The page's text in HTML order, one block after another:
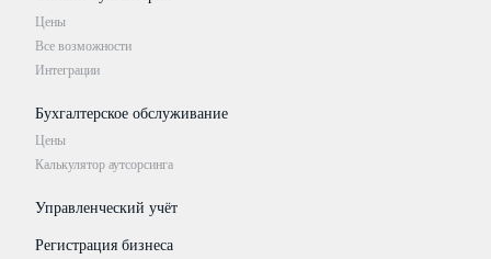
Цены
Все возможности
Интеграции
Бухгалтерское обслуживание
Цены
Калькулятор аутсорсинга
Управленческий учёт
Регистрация бизнеса